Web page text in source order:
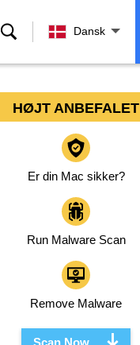
Søg Dansk
HØJT ANBEFALET
Er din Mac sikker?
Run Malware Scan
Remove Malware
Scan Now